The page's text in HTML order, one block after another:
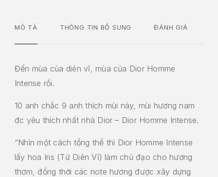
MÔ TẢ THÔNG TIN BỔ SUNG ĐÁNH GIÁ
Đến mùa của diên vĩ, mùa của Dior Homme
Intense rồi.
10 anh chắc 9 anh thích mùi này, mùi hương nam
đc yêu thích nhất nhà Dior – Dior Homme Intense.
“Nhìn một cách tổng thể thì Dior Homme Intense
lấy hoa Iris (Tử Diên Vĩ) làm chủ đạo cho hương
thơm, đồng thời các note hương được xây dựng